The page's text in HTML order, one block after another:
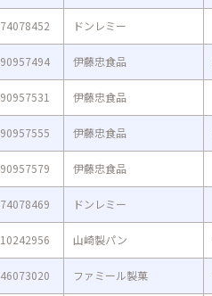
ドンレミー
伊藤忠食品
伊藤忠食品
伊藤忠食品
伊藤忠食品
ドンレミー
山崎製パン
ファミール製菓